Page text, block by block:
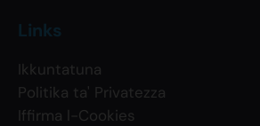
Links
Ikkuntatuna
Politika ta' Privatezza
Iffirma l-Cookies